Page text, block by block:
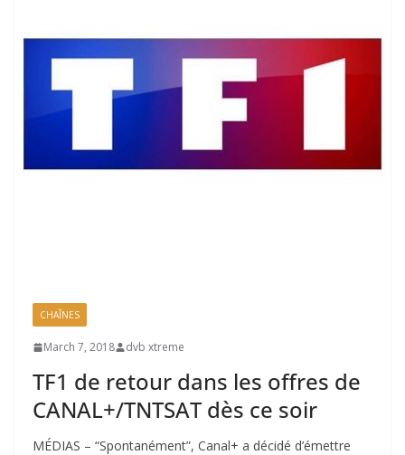
CHAÎNES
March 7, 2018 dvb xtreme
TF1 de retour dans les offres de
CANAL+/TNTSAT dès ce soir
MÉDIAS – “Spontanément”, Canal+ a décidé d’émettre